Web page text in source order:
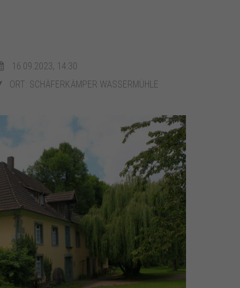
16.09.2023, 14:30
ORT: SCHÄFERKÄMPER WASSERMÜHLE